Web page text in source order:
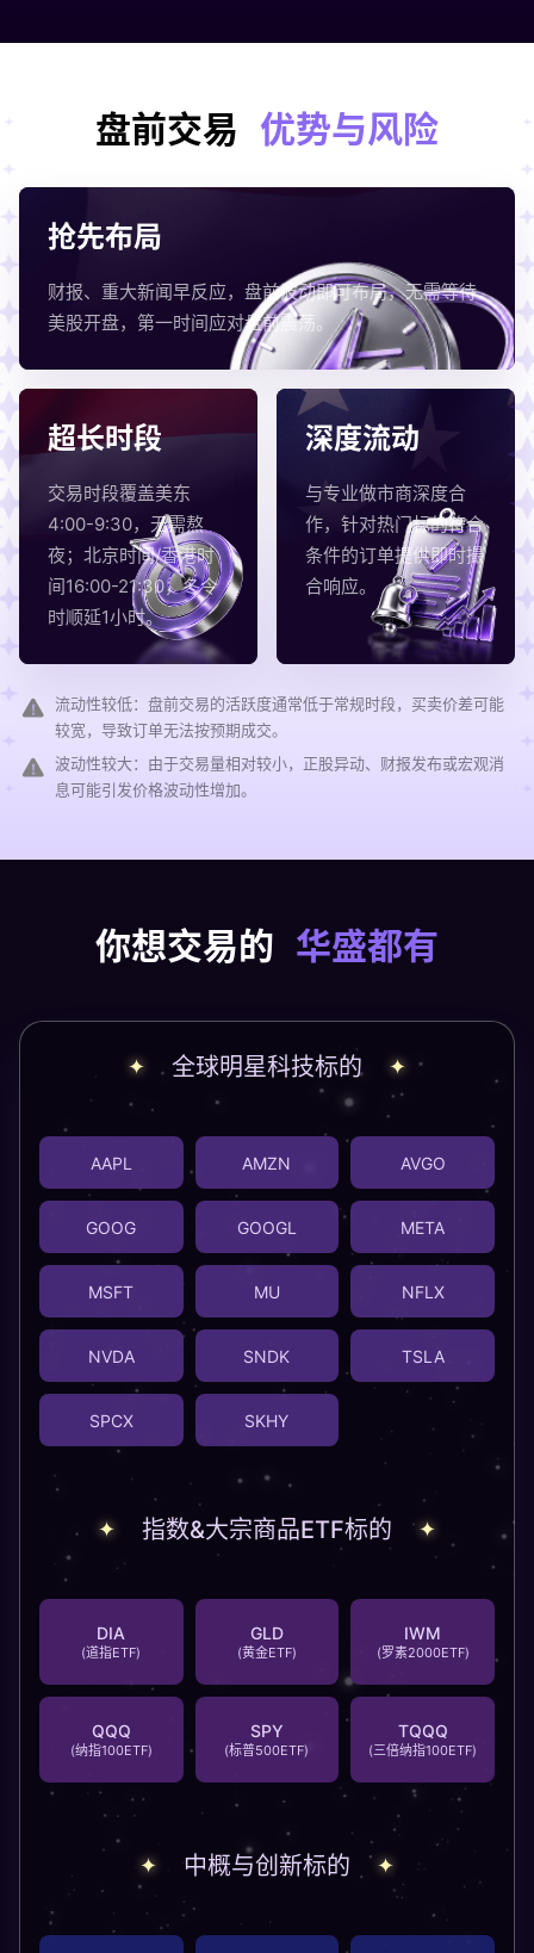
盘前交易 优势与风险
抢先布局
财报、重大新闻早反应，盘前波动即可布局，无需等待
美股开盘，第一时间应对盘前震荡。
超长时段
交易时段覆盖美东
4:00-9:30，无需熬
夜；北京时间/香港时
间16:00-21:30，冬令
时顺延1小时。
深度流动
与专业做市商深度合
作，针对热门标的符合
条件的订单提供即时撮
合响应。
流动性较低：盘前交易的活跃度通常低于常规时段，买卖价差可能
较宽，导致订单无法按预期成交。
波动性较大：由于交易量相对较小，正股异动、财报发布或宏观消
息可能引发价格波动性增加。
你想交易的 华盛都有
全球明星科技标的
AAPL AMZN AVGO
GOOG GOOGL META
MSFT MU NFLX
NVDA SNDK TSLA
SPCX SKHY
指数&大宗商品ETF标的
DIA
(道指ETF)
GLD
(黄金ETF)
IWM
(罗素2000ETF)
QQQ
(纳指100ETF)
SPY
(标普500ETF)
TQQQ
(三倍纳指100ETF)
中概与创新标的